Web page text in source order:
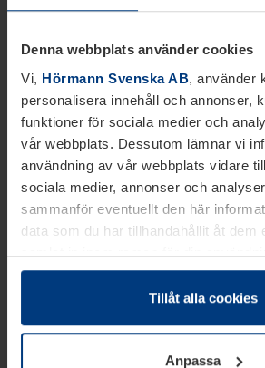
Denna webbplats använder cookies
Vi, Hörmann Svenska AB, använder
personalisera innehåll och annonser,
funktioner för sociala medier och
vår webbplats. Dessutom lämnar vi
användning av vår webbplats vidare
sociala medier, annonser och
sammanför eventuellt den här
data som du har tillhandahållit åt dem
samlat in inom ramen för din
Juridiskt kan vi lagra kakor på din
absolut nödvändiga för driften av den
godkännande kan du när som helst
informationen om kakor under
Tillåt alla cookies
Anpassa